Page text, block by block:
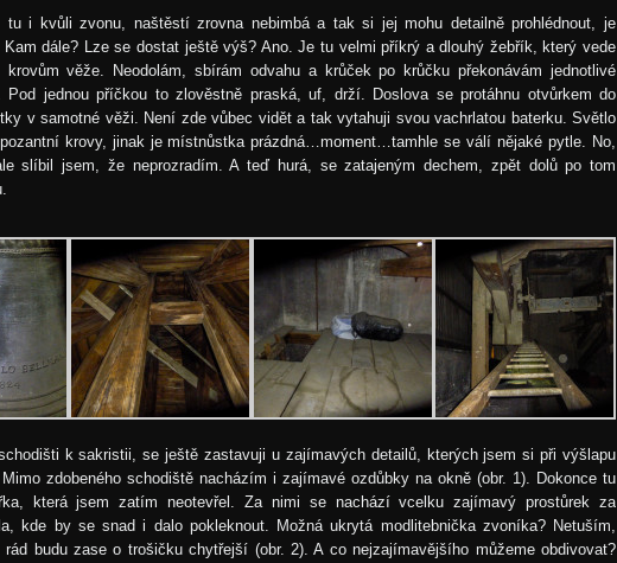
tu i kvůli zvonu, naštěstí zrovna nebimbá a tak si jej mohu detailně prohlédnout, je
Kam dále? Lze se dostat ještě výš? Ano. Je tu velmi příkrý a dlouhý žebřík, který vede
věže. Neodolám, sbírám odvahu a krůček po krůčku překonávám jednotlivé
Pod jednou příčkou to zlověstně praská, uf, drží. Doslova se protáhnu otvůrkem do
v samotné věži. Není zde vůbec vidět a tak vytahuji svou vachrlatou baterku. Světlo
krovy, jinak je místnůstka prázdná…moment…tamhle se válí nějaké pytle. No,
slíbil jsem, že neprozradím. A teď hurá, se zatajeným dechem, zpět dolů po tom
k sakristii, se ještě zastavuji u zajímavých detailů, kterých jsem si při výšlapu
zdobeného schodiště nacházím i zajímavé ozdůbky na okně (obr. 1). Dokonce tu
která jsem zatím neotevřel. Za nimi se nachází vcelku zajímavý prostůrek za
kde by se snad i dalo pokleknout. Možná ukrytá modlitebnička zvoníka? Netuším,
budu zase o trošičku chytřejší (obr. 2). A co nejzajímavějšího můžeme obdivovat?